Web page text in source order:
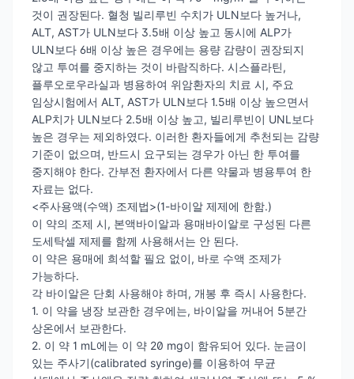
것이 권장된다. 혈청 빌리루빈 수치가 ULN보다 높거나,
ALT, AST가 ULN보다 3.5배 이상 높고 동시에 ALP가
ULN보다 6배 이상 높은 경우에는 용량 감량이 권장되지
않고 투여를 중지하는 것이 바람직하다. 시스플라틴,
플루오로우라실과 병용하여 위암환자의 치료 시, 주요
임상시험에서 ALT, AST가 ULN보다 1.5배 이상 높으면서
ALP치가 ULN보다 2.5배 이상 높고, 빌리루빈이 UNL보다
높은 경우는 제외하였다. 이러한 환자들에게 추천되는 감량
기준이 없으며, 반드시 요구되는 경우가 아닌 한 투여를
중지해야 한다. 간부전 환자에서 다른 약물과 병용투여 한
자료는 없다.
<주사용액(수액) 조제법>(1-바이알 제제에 한함.)
이 약의 조제 시, 본액바이알과 용매바이알로 구성된 다른
도세탁셀 제제를 함께 사용해서는 안 된다.
이 약은 용매에 희석할 필요 없이, 바로 수액 조제가
가능하다.
각 바이알은 단회 사용해야 하며, 개봉 후 즉시 사용한다.
1. 이 약을 냉장 보관한 경우에는, 바이알을 꺼내어 5분간
상온에서 보관한다.
2. 이 약 1 mL에는 이 약 20 mg이 함유되어 있다. 눈금이
있는 주사기(calibrated syringe)를 이용하여 무균